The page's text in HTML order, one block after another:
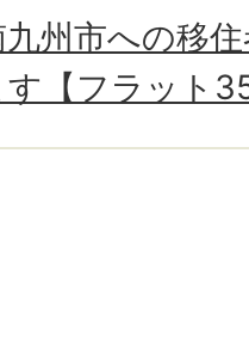
州市への移
【フラット